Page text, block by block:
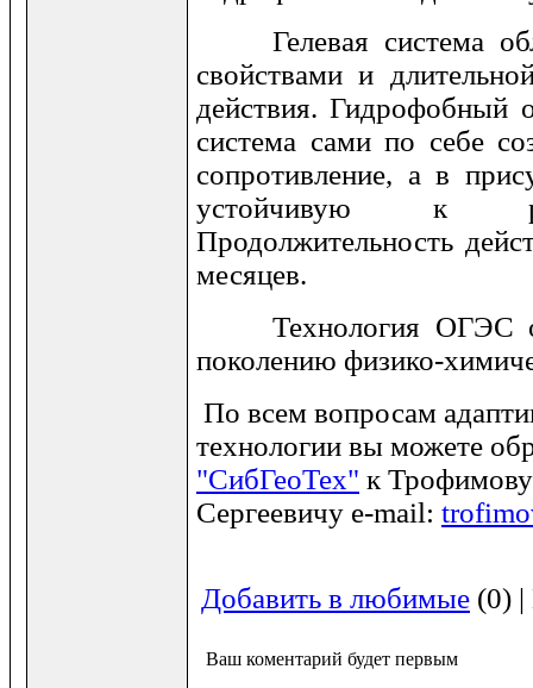
Гелевая система
свойствами и
действия. Гидрофобный
система сами по себе
сопротивление, а в
устойчивую к
Продолжительность
месяцев.
Технология ОГЭС
поколению физико-
По всем вопросам
технологии вы можете
"СибГеоТех" к
Сергеевичу e-mail:
Добавить в любимые (0)
Ваш коментарий будет первым